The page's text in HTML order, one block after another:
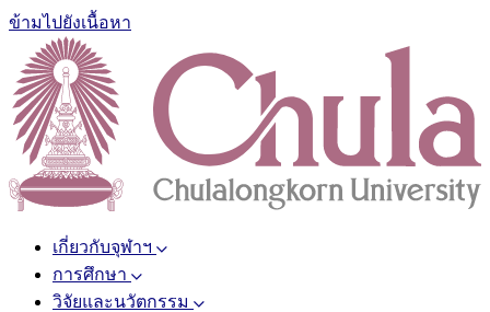
ข้ามไปยังเนื้อหา
เกี่ยวกับจุฬาฯ
การศึกษา
วิจัยและนวัตกรรม